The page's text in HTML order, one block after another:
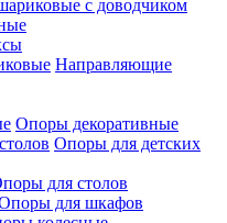
с доводчиком
Направляющие
Опоры декоративные
Опоры для детских
для столов
для шкафов